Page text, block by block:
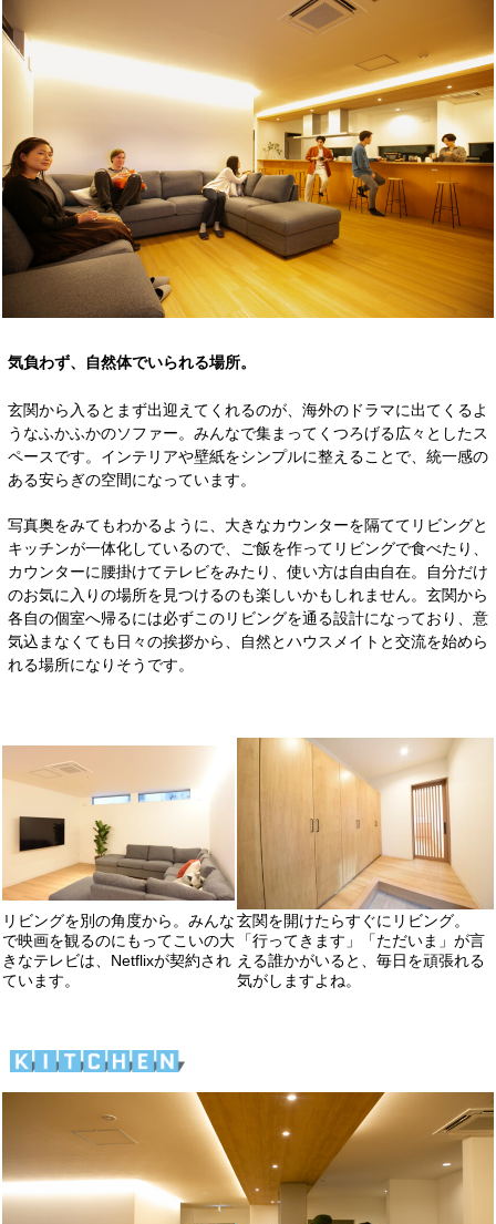
気負わず、自然体でいられる場所。
玄関から入るとまず出迎えてくれるのが、海外のドラマに出てくるよ
うなふかふかのソファー。みんなで集まってくつろげる広々としたス
ペースです。インテリアや壁紙をシンプルに整えることで、統一感の
ある安らぎの空間になっています。
写真奥をみてもわかるように、大きなカウンターを隔ててリビングと
キッチンが一体化しているので、ご飯を作ってリビングで食べたり、
カウンターに腰掛けてテレビをみたり、使い方は自由自在。自分だけ
のお気に入りの場所を見つけるのも楽しいかもしれません。玄関から
各自の個室へ帰るには必ずこのリビングを通る設計になっており、意
気込まなくても日々の挨拶から、自然とハウスメイトと交流を始めら
れる場所になりそうです。
リビングを別の角度から。みんな
で映画を観るのにもってこいの大
きなテレビは、Netflixが契約され
ています。
玄関を開けたらすぐにリビング。
「行ってきます」「ただいま」が言
える誰かがいると、毎日を頑張れる
気がしますよね。